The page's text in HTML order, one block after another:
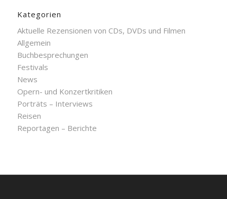
Kategorien
Aktuelle Rezensionen von CDs, DVDs und Filmen
Allgemein
Buchbesprechungen
Festivals
News
Opern- und Konzertkritiken
Porträts – Interviews
Reisen
Reportagen – Berichte